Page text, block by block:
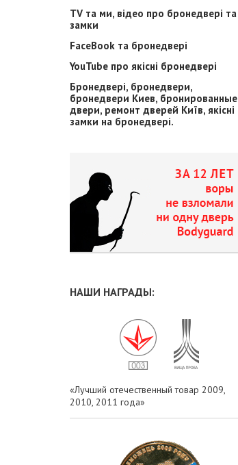
TV та ми, відео про бронедвері та
замки
FaceBook та бронедвері
YouTube про якісні бронедвері
Бронедвері, бронедвери,
бронедвери Киев, бронированные
двери, ремонт дверей Київ, якісні
замки на бронедвері.
НАШИ НАГРАДЫ:
«Лучший отечественный товар 2009,
2010, 2011 года»